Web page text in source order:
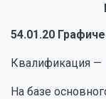
54.01.20
Квалификация —
На базе